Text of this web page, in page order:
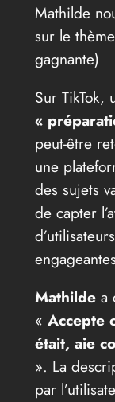
Mathilde
sur le
gagnante)
Sur TikTok,
«
peut-être
une
des sujets
de capter
Mathildea
« Accepte
était, aie
». La
par